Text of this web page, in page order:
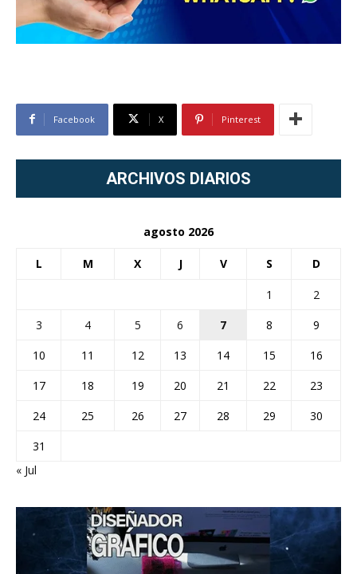
Facebook X Pinterest
ARCHIVOS DIARIOS
agosto 2026
L M X J V S D
1
2
3
4 5 6 7 8
9
10
11 12 13 14 15
16
17
18 19 20 21 22
23
24
25 26 27 28 29
30
31
« Jul